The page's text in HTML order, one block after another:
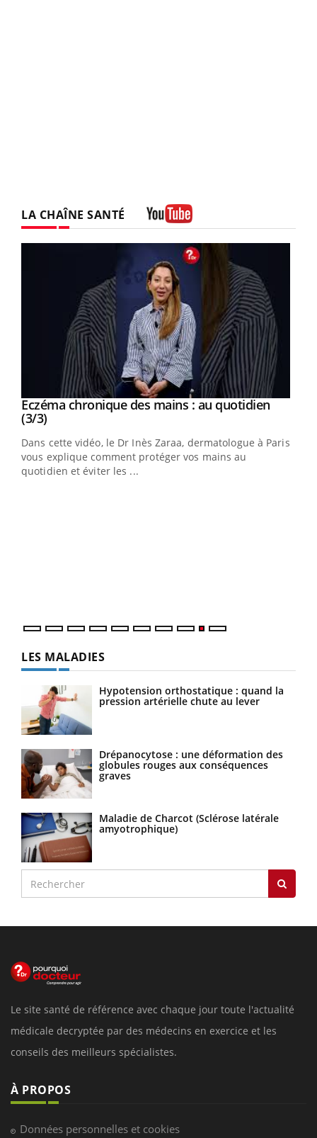
LA CHAÎNE SANTÉ
Youtube
Youtube
Eczéma chronique des mains : au quotidien
(3/3)Youtube
Dans cette vidéo, le Dr Inès Zaraa, dermatologue à Paris,
vous explique comment protéger vos mains au
quotidien et éviter les ...
LES MALADIES
Hypotension orthostatique : quand la
pression artérielle chute au lever
Drépanocytose : une déformation des
globules rouges aux conséquences
graves
Maladie de Charcot (Sclérose latérale
amyotrophique)
Le site santé de référence avec chaque jour toute l'actualité
médicale decryptée par des médecins en exercice et les
conseils des meilleurs spécialistes.
À PROPOS
Données personnelles et cookies